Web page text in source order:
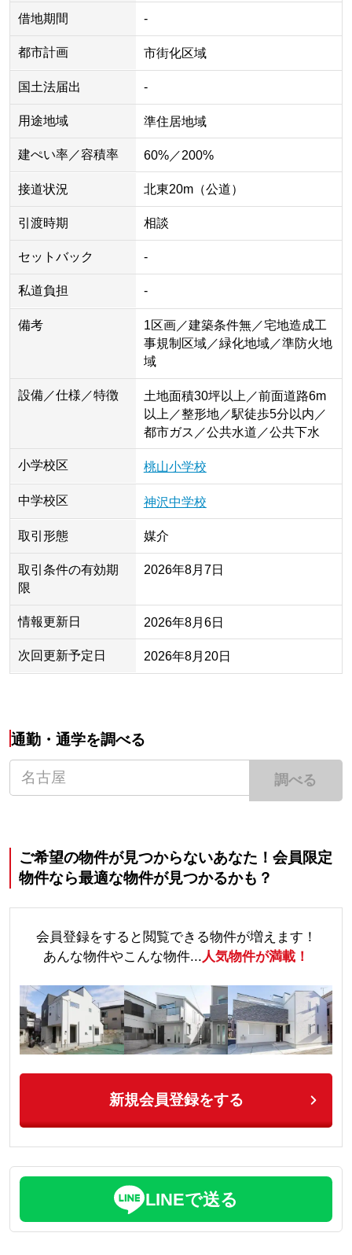
借地期間 -
都市計画 市街化区域
国土法届出 -
用途地域 準住居地域
建ぺい率／容積率 60%／200%
接道状況 北東20m（公道）
引渡時期 相談
セットバック -
私道負担 -
備考
1区画／建築条件無／宅地造成工
事規制区域／緑化地域／準防火地
域
設備／仕様／特徴
土地面積30坪以上／前面道路6m
以上／整形地／駅徒歩5分以内／
都市ガス／公共水道／公共下水
小学校区 桃山小学校
中学校区 神沢中学校
取引形態 媒介
取引条件の有効期
限
2026年8月7日
情報更新日 2026年8月6日
次回更新予定日 2026年8月20日
通勤・通学を調べる
調べる
ご希望の物件が見つからないあなた！会員限定
物件なら最適な物件が見つかるかも？
会員登録をすると閲覧できる物件が増えます！
あんな物件やこんな物件...人気物件が満載！
新規会員登録をする
LINEで送る